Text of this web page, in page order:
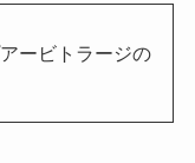
ービトラージの